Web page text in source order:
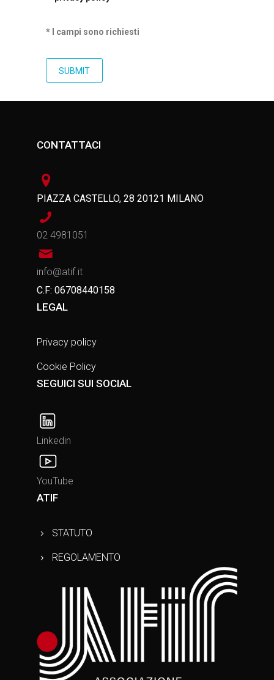
* I campi sono richiesti
CONTATTACI
PIAZZA CASTELLO, 28 20121 MILANO
02 4981051
info@atif.it
C.F: 06708440158
LEGAL
Privacy policy
Cookie Policy
SEGUICI SUI SOCIAL
Linkedin
YouTube
ATIF
STATUTO
REGOLAMENTO